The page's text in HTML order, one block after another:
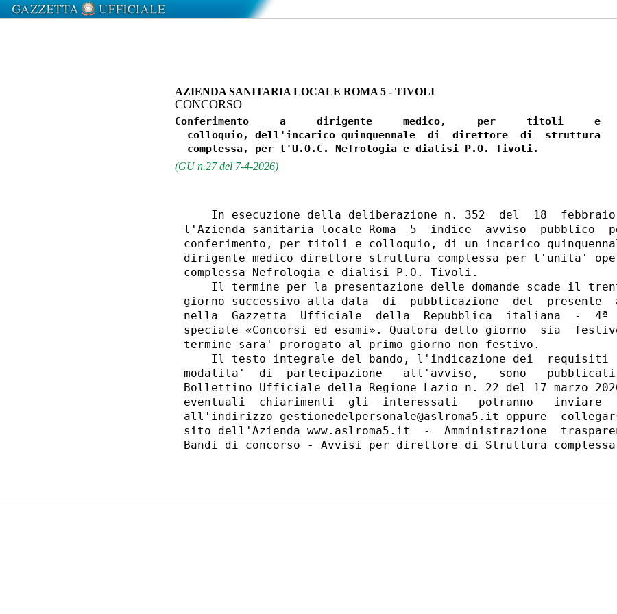
AZIENDA SANITARIA LOCALE ROMA 5 - TIVOLI
CONCORSO
Conferimento     a     dirigente     medico,     per     titoli     e
  colloquio, dell'incarico quinquennale  di  direttore  di  struttura
(GU n.27 del 7-4-2026)
In esecuzione della deliberazione n. 352  del  18
l'Azienda sanitaria locale Roma  5  indice  avviso  pubblico
conferimento, per titoli e colloquio, di un incarico
dirigente medico direttore struttura complessa per l'unita'
complessa Nefrologia e dialisi P.O. Tivoli.
Il termine per la presentazione delle domande scade il
giorno successivo alla data  di  pubblicazione  del  presente
nella  Gazzetta  Ufficiale  della  Repubblica  italiana  -  4ª
speciale «Concorsi ed esami». Qualora detto giorno  sia
termine sara' prorogato al primo giorno non festivo.
Il testo integrale del bando, l'indicazione dei  requisiti
modalita'  di  partecipazione   all'avviso,   sono
Bollettino Ufficiale della Regione Lazio n. 22 del 17 marzo
eventuali  chiarimenti  gli  interessati   potranno   inviare
all'indirizzo gestionedelpersonale@aslroma5.it oppure
sito dell'Azienda www.aslroma5.it  -  Amministrazione
Bandi di concorso - Avvisi per direttore di Struttura